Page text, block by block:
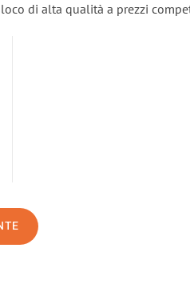
di alta qualità a prezzi